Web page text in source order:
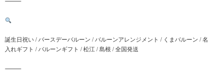
誕生日祝い / バースデーバルーン / バルーンアレンジメント / くまバルーン / 名
入れギフト / バルーンギフト / 松江 / 島根 / 全国発送
⸻